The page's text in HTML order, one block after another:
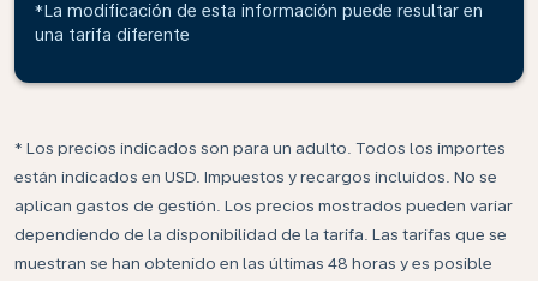
*La modificación de esta información puede resultar en
una tarifa diferente
* Los precios indicados son para un adulto. Todos los importes
están indicados en USD. Impuestos y recargos incluidos. No se
aplican gastos de gestión. Los precios mostrados pueden variar
dependiendo de la disponibilidad de la tarifa. Las tarifas que se
muestran se han obtenido en las últimas 48 horas y es posible